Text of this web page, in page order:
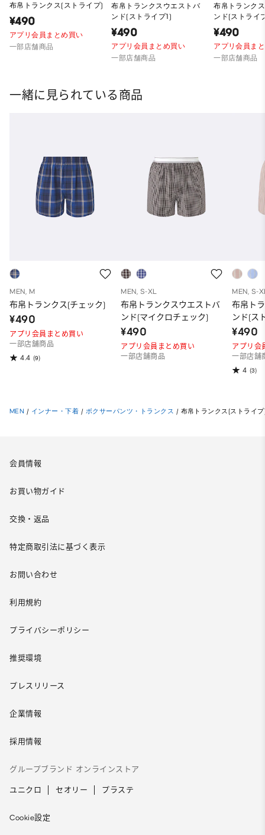
布帛トランクス(ストライプ)
¥490
アプリ会員まとめ買い
一部店舗商品
布帛トランクスウエストバ
ンド(ストライプ1)
¥490
アプリ会員まとめ買い
一部店舗商品
布帛トランク
ンド(ストライ
¥490
アプリ会員ま
一部店舗商品
一緒に見られている商品
MEN, M
布帛トランクス(チェック)
¥490
アプリ会員まとめ買い
一部店舗商品
4.4 (9)
MEN, S-XL
布帛トランクスウエストバ
ンド(マイクロチェック)
¥490
アプリ会員まとめ買い
一部店舗商品
MEN, S-
布帛ト
ンド(ス
¥490
アプリ会
一部店舗
4 (3)
MEN / インナー・下着 / ボクサーパンツ・トランクス / 布帛トランクス(ストライ
会員情報
お買い物ガイド
交換・返品
特定商取引法に基づく表示
お問い合わせ
利用規約
プライバシーポリシー
推奨環境
プレスリリース
企業情報
採用情報
グループブランド オンラインストア
ユニクロ セオリー プラステ
Cookie設定